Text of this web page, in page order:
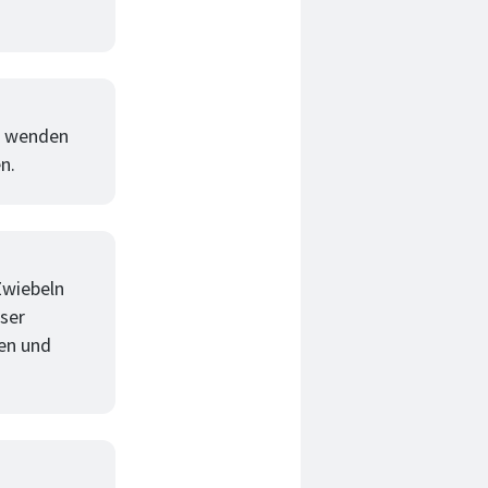
und